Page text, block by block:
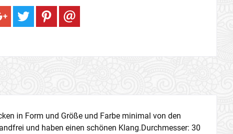
in Form und Größe und Farbe minimal von den
und haben einen schönen Klang.Durchmesser: 30